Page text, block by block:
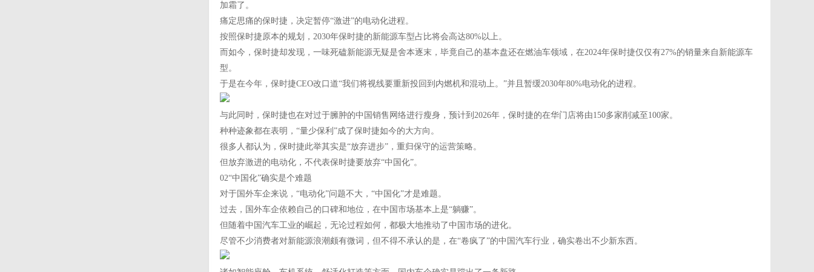
加霜了。
痛定思痛的保时捷，决定暂停“激进”的电动化进程。
按照保时捷原本的规划，2030年保时捷的新能源车型占比将会高达80%以上。
而如今，保时捷却发现，一味死磕新能源无疑是舍本逐末，毕竟自己的基本盘还在燃油车领域，在2024年保时捷仅仅有27%的销量来自新能源车
型。
于是在今年，保时捷CEO改口道“我们将视线要重新投回到内燃机和混动上。”并且暂缓2030年80%电动化的进程。
与此同时，保时捷也在对过于臃肿的中国销售网络进行瘦身，预计到2026年，保时捷的在华门店将由150多家削减至100家。
种种迹象都在表明，“量少保利”成了保时捷如今的大方向。
很多人都认为，保时捷此举其实是“放弃进步”，重归保守的运营策略。
但放弃激进的电动化，不代表保时捷要放弃“中国化”。
02“中国化”确实是个难题
对于国外车企来说，“电动化”问题不大，“中国化”才是难题。
过去，国外车企依赖自己的口碑和地位，在中国市场基本上是“躺赚”。
但随着中国汽车工业的崛起，无论过程如何，都极大地推动了中国市场的进化。
尽管不少消费者对新能源浪潮颇有微词，但不得不承认的是，在“卷疯了”的中国汽车行业，确实卷出不少新东西。